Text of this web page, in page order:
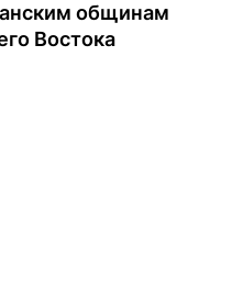
общинам
Востока